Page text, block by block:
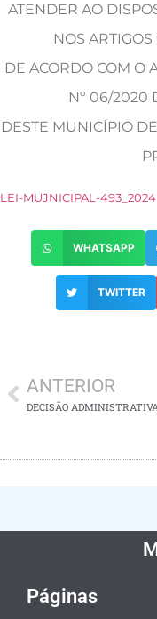
ATENDER AO
NOS ARTIGOS
DE ACORDO COM O
Nº 06/2020
DESTE MUNICÍPIO
LEI-MUJNICIPAL-493_2024
WHATSAPP
TWITTER
ANTERIOR
Páginas